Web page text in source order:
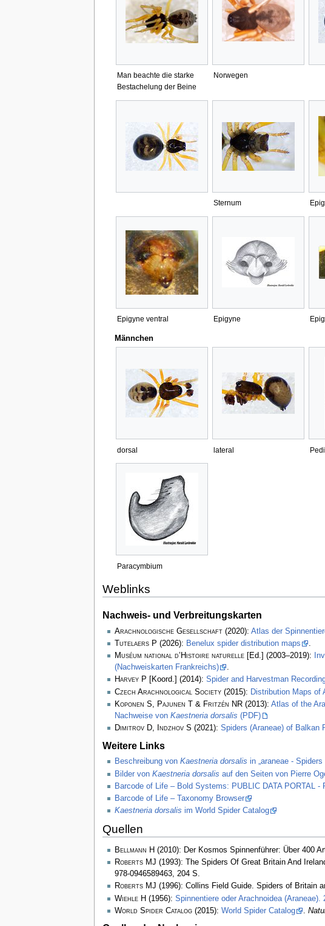
Man beachte die starke
Bestachelung der Beine
Norwegen
Sternum
Epigyne ventral Epigyne
Männchen
dorsal lateral
Paracymbium
Weblinks
Nachweis- und Verbreitungskarten
Arachnologische Gesellschaft(2020): Atlas der
Tutelaers P (2026): Benelux spider distribution maps
.
Muséum national d’Histoire naturelle[Ed.] (2003–2019):
(Nachweiskarten Frankreichs)
.
Harvey P [Koord.] (2014): Spider and Harvestman
Czech Arachnological Society(2015): Distribution Maps of
Koponen S, Pajunen T & Fritzén NR(2013): Atlas of the
Nachweise von Kaestneria dorsalis (PDF)
Dimitrov D, Indzhov S (2021): Spiders (Araneae) of Balkan
Weitere Links
Beschreibung von Kaestneria dorsalis in „araneae - Spiders
Bilder von Kaestneria dorsalis auf den Seiten von Pierre
Barcode of Life – Bold Systems: PUBLIC DATA PORTAL -
Barcode of Life – Taxonomy Browser
Kaestneria dorsalis im World Spider Catalog
Quellen
Bellmann H (2010): Der Kosmos Spinnenführer: Über 400
Roberts MJ (1993): The Spiders Of Great Britain And
978-0946589463, 204 S.
Roberts MJ (1996): Collins Field Guide. Spiders of Britain
Wiehle H (1956): Spinnentiere oder Arachnoidea
World Spider Catalog(2015): World Spider Catalog .